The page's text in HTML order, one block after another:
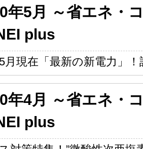
年5月 ～省エネ・
plus
月現在「最新の新電力」
年4月 ～省エネ・
plus